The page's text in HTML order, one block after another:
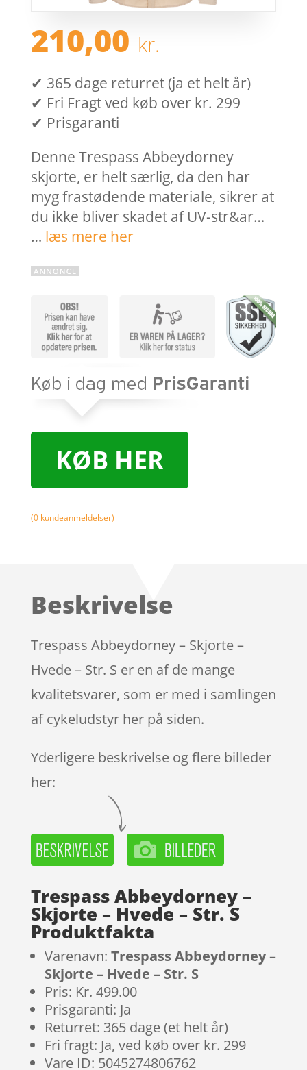
210,00 kr.
✔ 365 dage returret (ja et helt år)
✔ Fri Fragt ved køb over kr. 299
✔ Prisgaranti
Denne Trespass Abbeydorney
skjorte, er helt særlig, da den har
myg frastødende materiale, sikrer at
du ikke bliver skadet af UV-str&ar…
… læs mere her
KØB HER
(0kundeanmeldelser)
Beskrivelse
Trespass Abbeydorney – Skjorte –
Hvede – Str. S er en af de mange
kvalitetsvarer, som er med i samlingen
af cykeludstyr her på siden.
Yderligere beskrivelse og flere billeder
her:
Trespass Abbeydorney –
Skjorte – Hvede – Str. S
Produktfakta
Varenavn: Trespass Abbeydorney –
Skjorte – Hvede – Str. S
Pris: Kr. 499.00
Prisgaranti: Ja
Returret: 365 dage (et helt år)
Fri fragt: Ja, ved køb over kr. 299
Vare ID: 5045274806762